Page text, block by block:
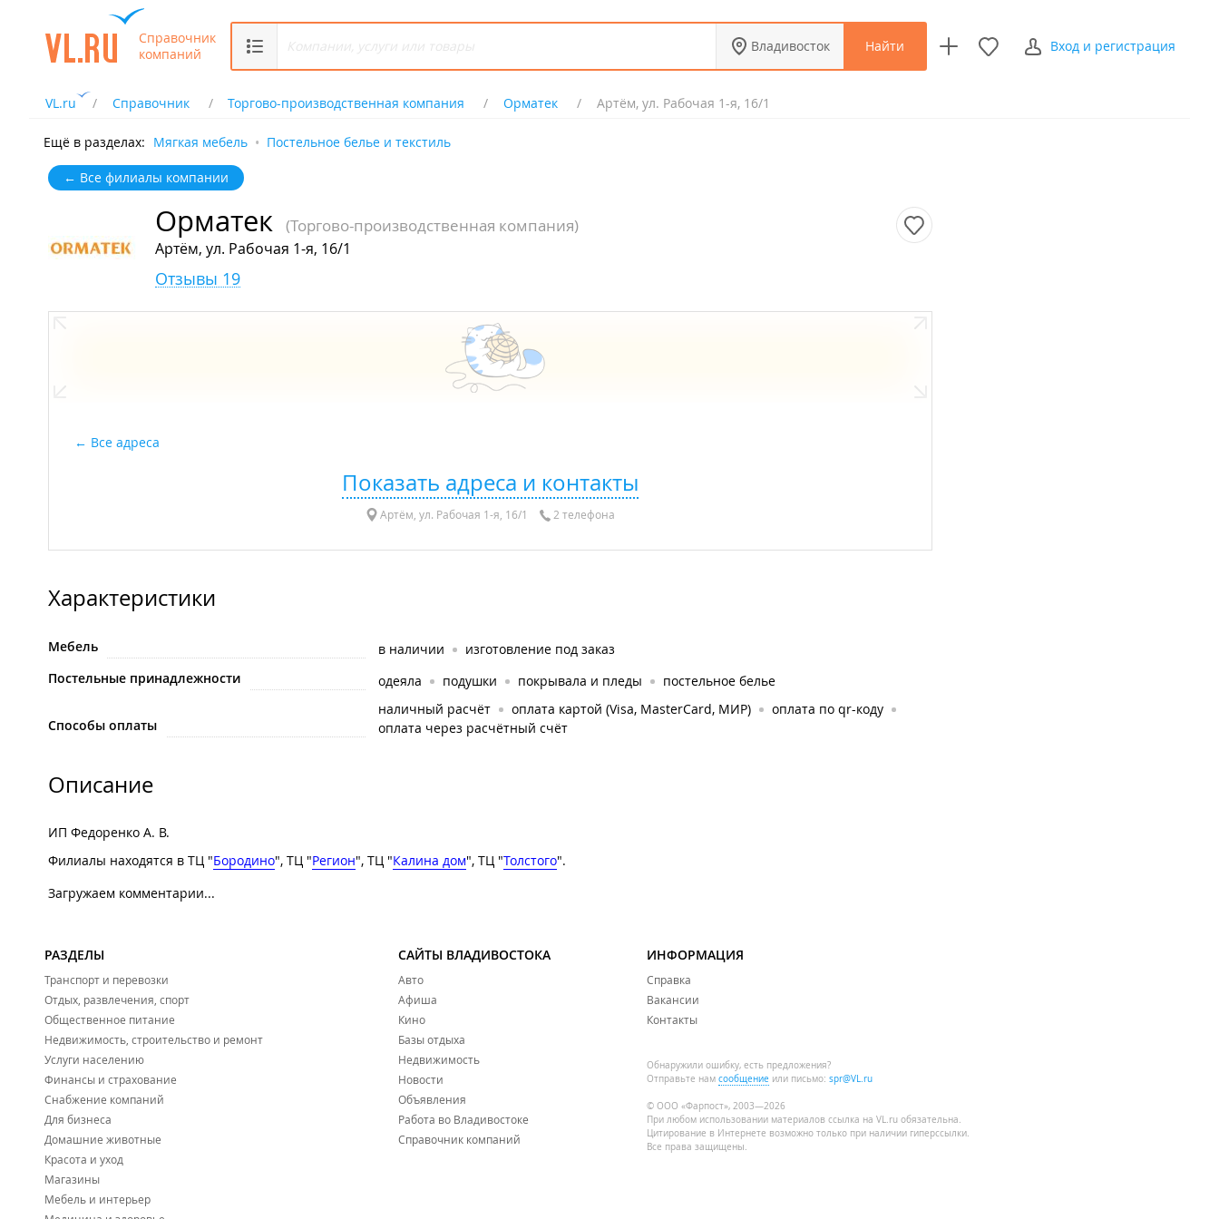
Справочник
компаний
Владивосток Найти Вход и регистрация
VL.ru Справочник Торгово-производственная компания Орматек Артём, ул. Рабочая 1-я, 16/1
Ещё в разделах: Мягкая мебель Постельное белье и текстиль
← Все филиалы компании
Орматек (Торгово-производственная компания)
Артём, ул. Рабочая 1-я, 16/1
Отзывы 19
Все адреса
Показать адреса и контакты
Артём, ул. Рабочая 1-я, 16/1 2 телефона
Характеристики
Мебель в наличии
изготовление под заказ
Постельные принадлежности
одеяла подушки покрывала и пледы постельное белье
Способы оплаты
наличный расчёт оплата картой (Visa, MasterCard, МИР)
оплата по qr-коду
оплата через расчётный счёт
Описание
ИП Федоренко А. В.
Филиалы находятся в ТЦ "Бородино", ТЦ "Регион", ТЦ "Калина дом", ТЦ "Толстого".
Загружаем комментарии...
РАЗДЕЛЫ
Транспорт и перевозки
Отдых, развлечения, спорт
Общественное питание
Недвижимость, строительство и ремонт
Услуги населению
Финансы и страхование
Снабжение компаний
Для бизнеса
Домашние животные
Красота и уход
Магазины
Мебель и интерьер
САЙТЫ ВЛАДИВОСТОКА
Авто
Афиша
Кино
Базы отдыха
Недвижимость
Новости
Объявления
Работа во Владивостоке
Справочник компаний
ИНФОРМАЦИЯ
Справка
Вакансии
Контакты
Обнаружили ошибку, есть предложения?
Отправьте нам сообщение или письмо: spr@VL.ru
© ООО «Фарпост», 2003—2026
При любом использовании материалов ссылка на VL.ru обязательна.
Цитирование в Интернете возможно только при наличии гиперссылки.
Все права защищены.